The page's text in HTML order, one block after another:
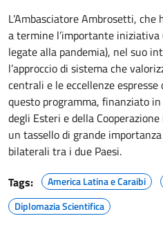
L’Ambasciatore Ambrosetti,
a termine l’importante
legate alla pandemia), nel suo
l’approccio di sistema che
centrali e le eccellenze
questo programma, finanziato
degli Esteri e della
un tassello di grande
bilaterali tra i due Paesi.
Tags:
America Latina e Caraibi
Diplomazia Scientifica